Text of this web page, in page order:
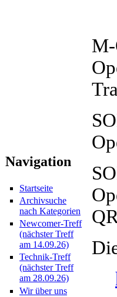
Navigation
Startseite
Archivsuche
nach Kategorien
Newcomer-Treff
(nächster Treff
am 14.09.26)
Technik-Treff
(nächster Treff
am 28.09.26)
Wir über uns